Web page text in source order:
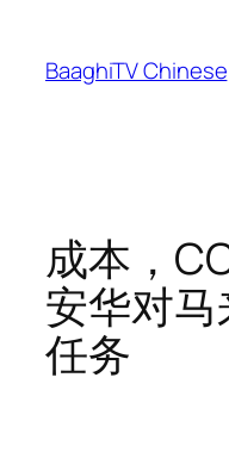
content
BaaghiTV Chinese
成本，
安华对
任务